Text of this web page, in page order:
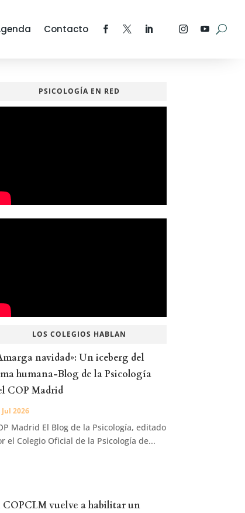
Contacto
PSICOLOGÍA EN RED
LOS COLEGIOS HABLAN
navidad»: Un iceberg del
humana-Blog de la Psicología
COP Madrid
Jul 2026
Madrid El Blog de la Psicología, editado
el Colegio Oficial de la Psicología de...
COPCLM vuelve a habilitar un